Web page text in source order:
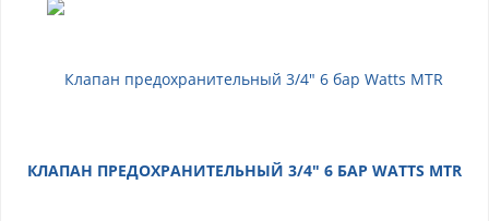
КЛАПАН ПРЕДОХРАНИТЕЛЬНЫЙ 3/4" 6 БАР WATTS MTR